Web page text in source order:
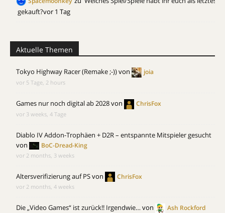
gekauft?vor 1 Tag
Aktuelle Themen
Tokyo Highway Racer (Remake ;-))von joia
vor 5 Tage, 2 hours
Games nur noch digital ab 2028von ChrisFox
vor 3 weeks, 4 Tage
Diablo IV Addon-Trophäen + D2R – entspannte Mitspieler gesucht
von
BoC-Dread-King
vor 2 months, 3 weeks
Altersverifizierung auf PSvon ChrisFox
vor 2 months, 4 weeks
Die „Video Games“ ist zurück!! Irgendwie…von Ash Rockford